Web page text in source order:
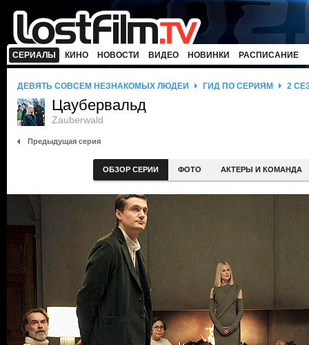
СЕРИАЛЫ КИНО НОВОСТИ ВИДЕО НОВИНКИ РАСПИСАНИЕ
ДЕВЯТЬ СОВСЕМ НЕЗНАКОМЫХ ЛЮДЕЙ ГИД ПО СЕРИЯМ 2
Цаубервальд
Zauberwald
Предыдущая серия
ОБЗОР СЕРИИ ФОТО АКТЕРЫ И КОМАНДА